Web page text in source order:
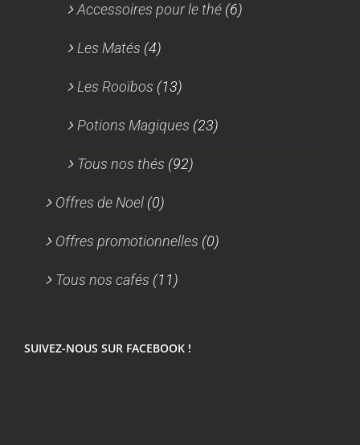
Accessoires pour le thé (6)
Les Matés (4)
Les Rooïbos (13)
Potions Magiques (23)
Tous nos thés (92)
Offres de Noel (0)
Offres promotionnelles (0)
Tous nos cafés (11)
SUIVEZ-NOUS SUR FACEBOOK !